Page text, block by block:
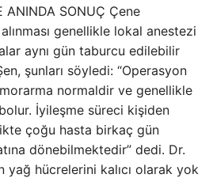
ANINDA SONUÇ Çene
genellikle lokal anestezi
aynı gün taburcu edilebilir
şunları söyledi: “Operasyon
normaldir ve genellikle
İyileşme süreci kişiden
çoğu hasta birkaç gün
dönebilmektedir” dedi. Dr.
yağ hücrelerini kalıcı olarak yok